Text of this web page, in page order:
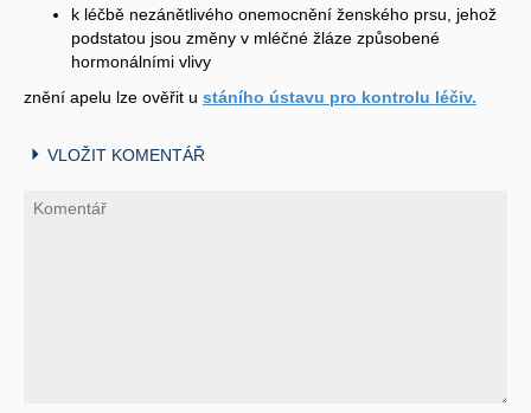
k léčbě nezánětlivého onemocnění ženského prsu, jehož
podstatou jsou změny v mléčné žláze způsobené
hormonálními vlivy
znění apelu lze ověřit u stáního ústavu pro kontrolu léčiv.
VLOŽIT KOMENTÁŘ